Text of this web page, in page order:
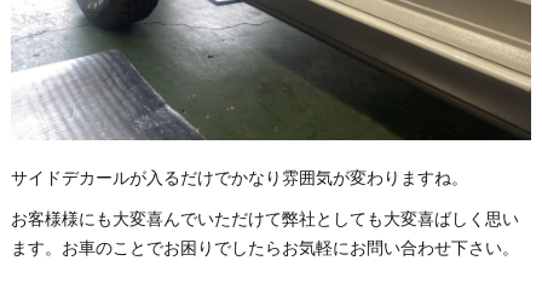
サイドデカールが入るだけでかなり雰囲気が変わりますね。
お客様様にも大変喜んでいただけて弊社としても大変喜ばしく思い
ます。お車のことでお困りでしたらお気軽にお問い合わせ下さい。